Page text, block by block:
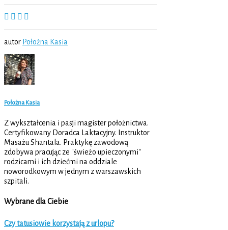
autor Położna Kasia
Położna Kasia
Z wykształcenia i pasji magister położnictwa.
Certyfikowany Doradca Laktacyjny. Instruktor
Masażu Shantala. Praktykę zawodową
zdobywa pracując ze "świeżo upieczonymi"
rodzicami i ich dziećmi na oddziale
noworodkowym w jednym z warszawskich
szpitali.
Wybrane dla Ciebie
Czy tatusiowie korzystają z urlopu?